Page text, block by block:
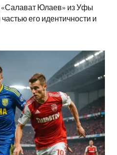
«Салават Юлаев» из Уфы
его идентичности и